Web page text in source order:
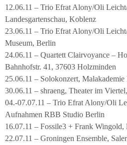
12.06.11 – Trio Efrat Alony/Oli
Landesgartenschau, Koblenz
23.06.11 – Trio Efrat Alony/Oli
Museum, Berlin
24.06.11 – Quartett Clairvoyance –
Bahnhofstr. 41, 37603 Holzminden
25.06.11 – Solokonzert,
30.06.11 – shraeng, Theater im
04.-07.07.11 – Trio Efrat Alony/Oli
Aufnahmen RBB Studio Berlin
16.07.11 – Fossile3 + Frank Wingold,
22.07.11 – Groningen Ensemble,